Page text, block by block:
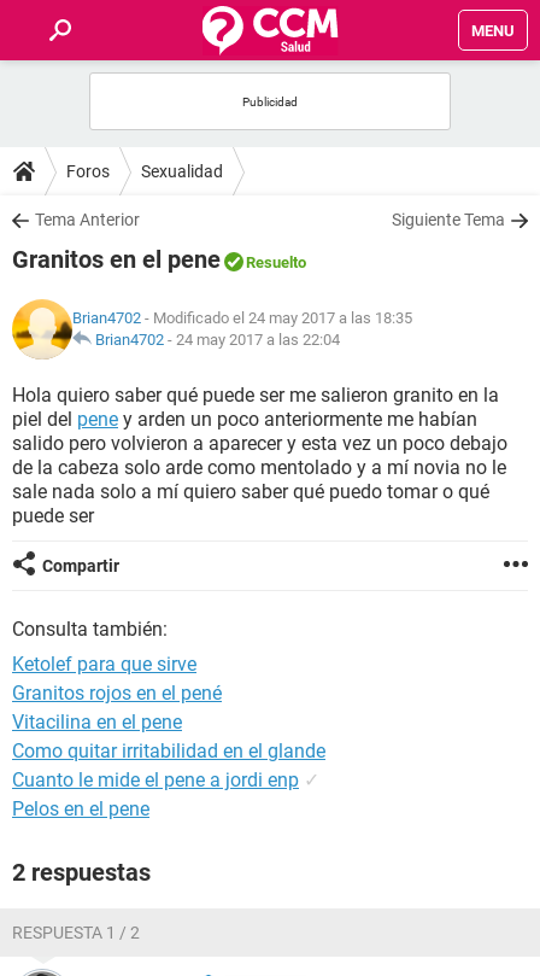
MENU
FOROS
SALUD
NUTRICIÓN
BIENESTAR
SEXUALIDAD
GLOSARIO
Foros Sexualidad
Tema Anterior Siguiente Tema
Granitos en el pene Resuelto
Brian4702 - Modificado el 24 may 2017 a las 18:35
Brian4702 - 24 may 2017 a las 22:04
Hola quiero saber qué puede ser me salieron granito en la
piel del pene y arden un poco anteriormente me habían
salido pero volvieron a aparecer y esta vez un poco debajo
de la cabeza solo arde como mentolado y a mí novia no le
sale nada solo a mí quiero saber qué puedo tomar o qué
puede ser
Compartir
Consulta también:
Ketolef para que sirve
Granitos rojos en el pené
Vitacilina en el pene
Como quitar irritabilidad en el glande
Cuanto le mide el pene a jordi enp ✓
Pelos en el pene
2 respuestas
RESPUESTA 1 / 2